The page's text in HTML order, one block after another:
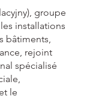
groupe
installations
bâtiments,
rejoint
spécialisé
le